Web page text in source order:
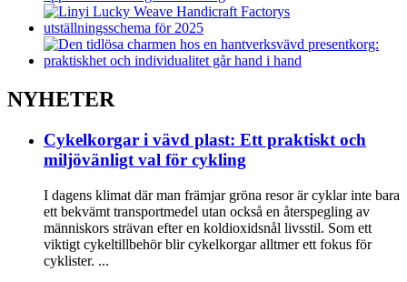
NYHETER
Cykelkorgar i vävd plast: Ett praktiskt och
miljövänligt val för cykling
I dagens klimat där man främjar gröna resor är cyklar inte bara
ett bekvämt transportmedel utan också en återspegling av
människors strävan efter en koldioxidsnål livsstil. Som ett
viktigt cykeltillbehör blir cykelkorgar alltmer ett fokus för
cyklister. ...